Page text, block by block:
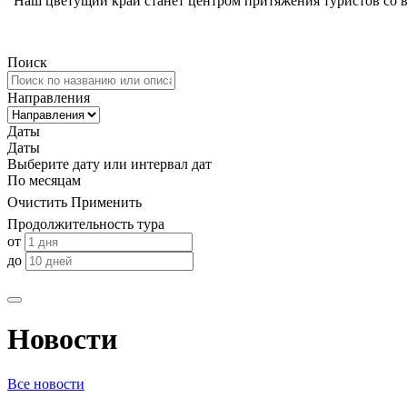
Поиск
Направления
Даты
Даты
Выберите дату или интервал дат
По месяцам
Очистить Применить
Продолжительность тура
от
до
Новости
Все новости